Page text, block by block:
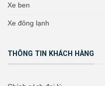
Xe ben
Xe đông lạnh
THÔNG TIN KHÁCH HÀNG